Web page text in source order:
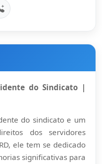
do Sindicato |
do sindicato e um
dos servidores
ele tem se dedicado
significativas para